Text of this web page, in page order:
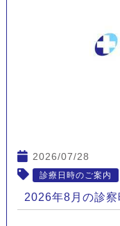
2026/07/28
診療日時のご案内
2026年8月の診察